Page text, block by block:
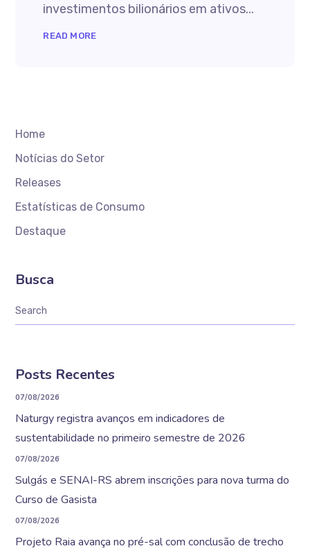
investimentos bilionários em ativos...
READ MORE
Home
Notícias do Setor
Releases
Estatísticas de Consumo
Destaque
Busca
Posts Recentes
07/08/2026
Naturgy registra avanços em indicadores de
sustentabilidade no primeiro semestre de 2026
07/08/2026
Sulgás e SENAI-RS abrem inscrições para nova turma do
Curso de Gasista
07/08/2026
Projeto Raia avança no pré-sal com conclusão de trecho